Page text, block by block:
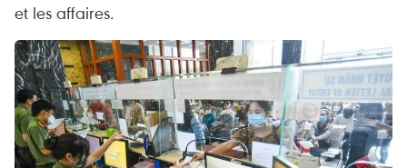
et les affaires.